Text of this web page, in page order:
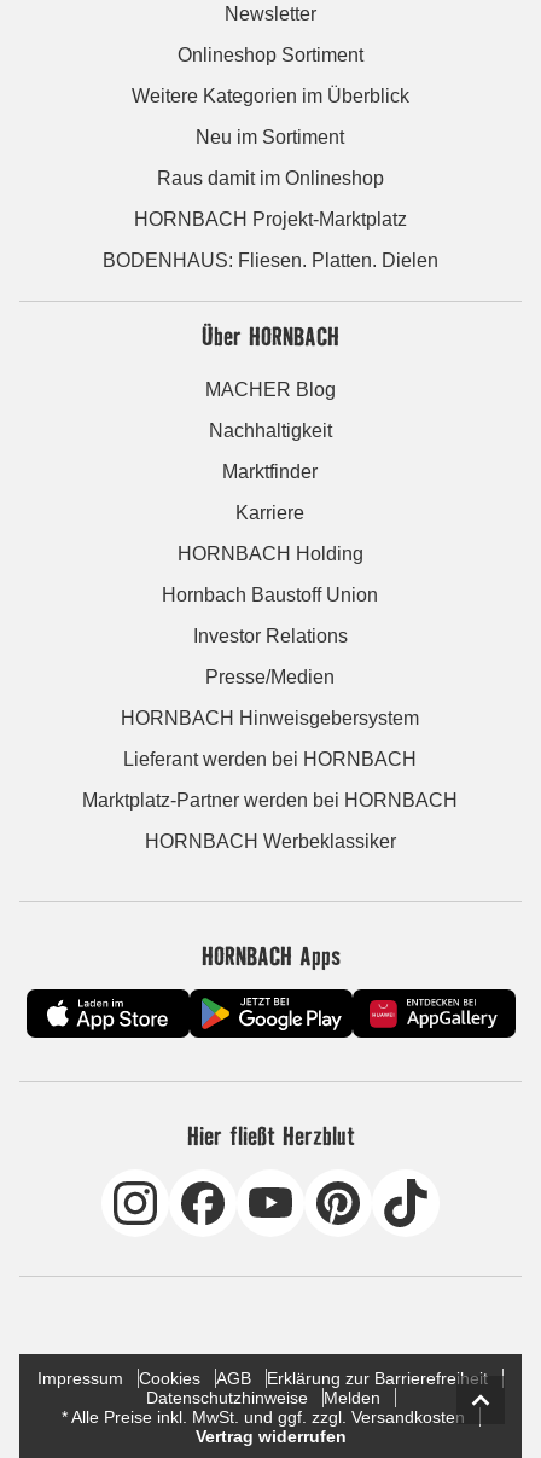
Newsletter
Onlineshop Sortiment
Weitere Kategorien im Überblick
Neu im Sortiment
Raus damit im Onlineshop
HORNBACH Projekt-Marktplatz
BODENHAUS: Fliesen. Platten. Dielen
Über HORNBACH
MACHER Blog
Nachhaltigkeit
Marktfinder
Karriere
HORNBACH Holding
Hornbach Baustoff Union
Investor Relations
Presse/Medien
HORNBACH Hinweisgebersystem
Lieferant werden bei HORNBACH
Marktplatz-Partner werden bei HORNBACH
HORNBACH Werbeklassiker
HORNBACH Apps
Hier fließt Herzblut
Impressum Cookies AGB
Erklärung zur Barrierefreiheit
Datenschutzhinweise
Melden
* Alle Preise inkl. MwSt. und ggf. zzgl. Versandkosten
Vertrag widerrufen